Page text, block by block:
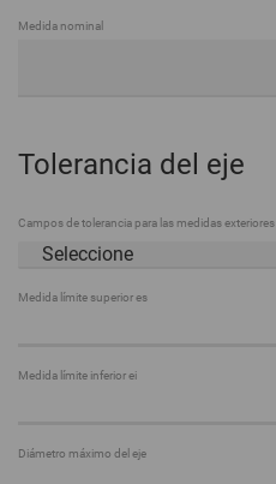
Medida nominal
Tolerancia del eje
Campos de tolerancia para las medidas exteriores
Medida límite superior es
Medida límite inferior ei
Diámetro máximo del eje